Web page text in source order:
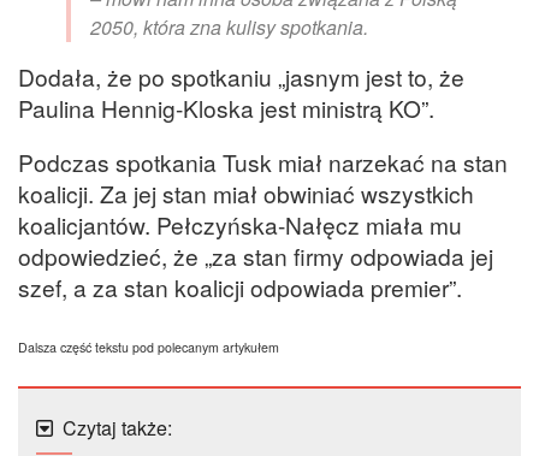
2050, która zna kulisy spotkania.
Dodała, że po spotkaniu „jasnym jest to, że
Paulina Hennig-Kloska jest ministrą KO”.
Podczas spotkania Tusk miał narzekać na stan
koalicji. Za jej stan miał obwiniać wszystkich
koalicjantów. Pełczyńska-Nałęcz miała mu
odpowiedzieć, że „za stan firmy odpowiada jej
szef, a za stan koalicji odpowiada premier”.
Dalsza część tekstu pod polecanym artykułem
Czytaj także: